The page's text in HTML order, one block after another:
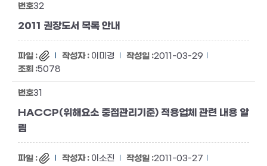
32
2011 권장도서 목록 안내
이미경
2011-03-29
5078
31
HACCP(위해요소 중점관리기준) 적용업체 관련 내용 알
림
이소진
2011-03-27